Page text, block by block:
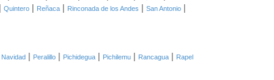
| Quintero | Reñaca | Rinconada de los Andes | San Antonio |
Navidad | Peralillo | Pichidegua | Pichilemu | Rancagua | Rapel